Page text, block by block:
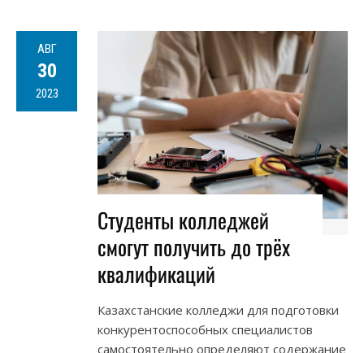
АВГ
30
2023
Студенты колледжей
смогут получить до трёх
квалификаций
Казахстанские колледжи для подготовки
конкурентоспособных специалистов
самостоятельно определяют содержание